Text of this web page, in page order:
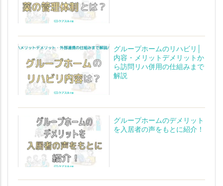
グループホームのリハビリ│
内容・メリットデメリットか
ら訪問リハ併用の仕組みまで
解説
グループホームのデメリット
を入居者の声をもとに紹介！